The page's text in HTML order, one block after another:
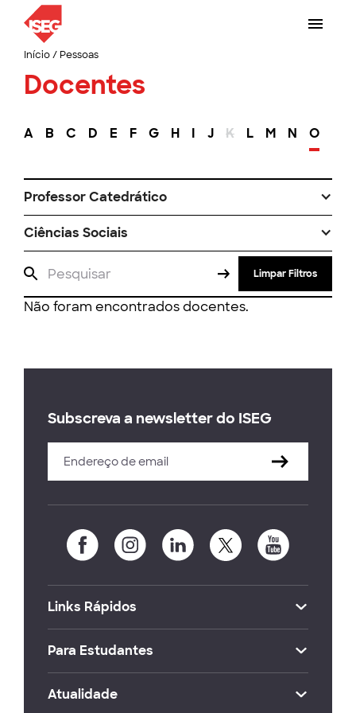
Início/ Pessoas
Docentes
A B C D E F G H I J K L M N O
Professor Catedrático
Ciências Sociais
Limpar Filtros
Não foram encontrados docentes.
Subscreva a newsletter do ISEG
Links Rápidos
Para Estudantes
Atualidade